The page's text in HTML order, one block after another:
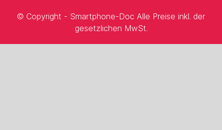
© Copyright - Smartphone-Doc Alle Preise inkl. der
gesetzlichen MwSt.